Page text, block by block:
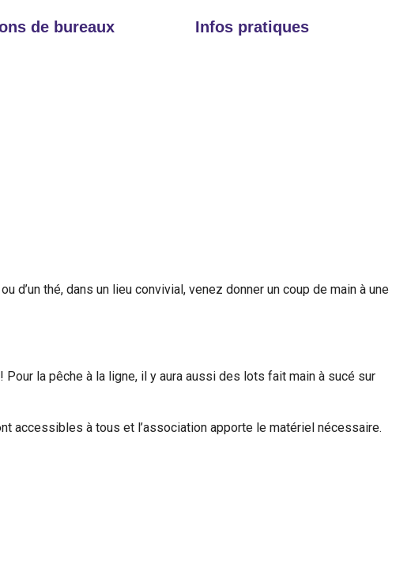
de bureaux Infos pratiques
thé, dans un lieu convivial, venez donner un coup de main à une
la pêche à la ligne, il y aura aussi des lots fait main à sucé sur
accessibles à tous et l’association apporte le matériel nécessaire.